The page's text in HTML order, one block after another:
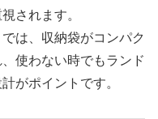
されます。
は、収納袋がコンパク
使わない時でもランド
がポイントです。